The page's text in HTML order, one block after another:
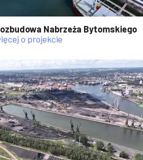
Nabrzeża Bytomskiego
o projekcie